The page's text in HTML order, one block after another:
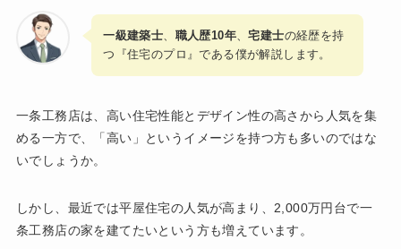
一級建築士、 職人歴10年、宅建士の経歴を持
つ『住宅のプロ』である僕が解説します。
一条工務店は、高い住宅性能とデザイン性の高さから人気を集
める一方で、「高い」というイメージを持つ方も多いのではな
いでしょうか。
しかし、最近では平屋住宅の人気が高まり、2,000万円台で一
条工務店の家を建てたいという方も増えています。